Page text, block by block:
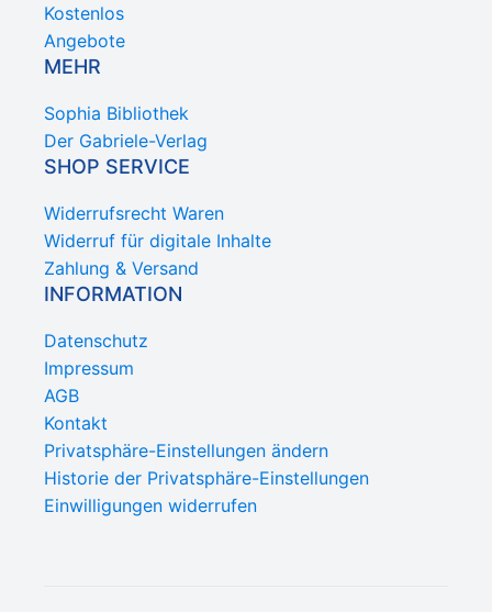
Kostenlos
Angebote
MEHR
Sophia Bibliothek
Der Gabriele-Verlag
SHOP SERVICE
Widerrufsrecht Waren
Widerruf für digitale Inhalte
Zahlung & Versand
INFORMATION
Datenschutz
Impressum
AGB
Kontakt
Privatsphäre-Einstellungen ändern
Historie der Privatsphäre-Einstellungen
Einwilligungen widerrufen